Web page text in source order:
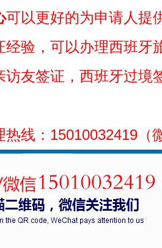
可以更好的为申请人提
经验，可以办理西班牙
访友签证，西班牙过境
热线：15010032419（